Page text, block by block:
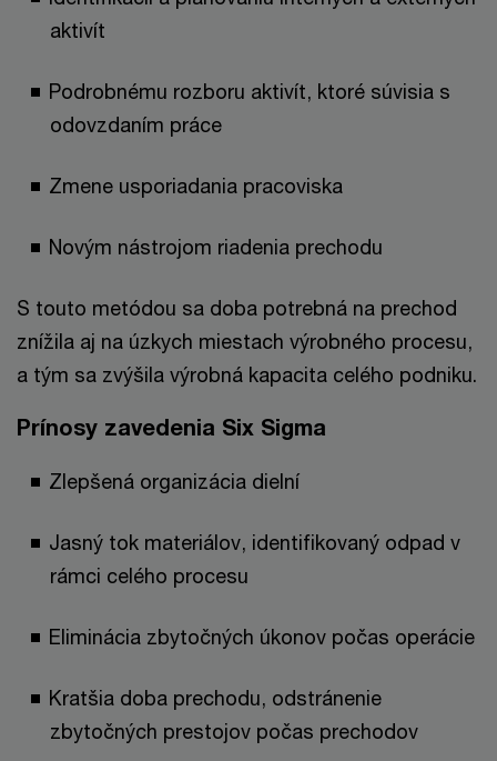
aktivít
Podrobnému rozboru aktivít, ktoré súvisia s
odovzdaním práce
Zmene usporiadania pracoviska
Novým nástrojom riadenia prechodu
S touto metódou sa doba potrebná na prechod
znížila aj na úzkych miestach výrobného procesu,
a tým sa zvýšila výrobná kapacita celého podniku.
Prínosy zavedenia Six Sigma
Zlepšená organizácia dielní
Jasný tok materiálov, identifikovaný odpad v
rámci celého procesu
Eliminácia zbytočných úkonov počas operácie
Kratšia doba prechodu, odstránenie
zbytočných prestojov počas prechodov